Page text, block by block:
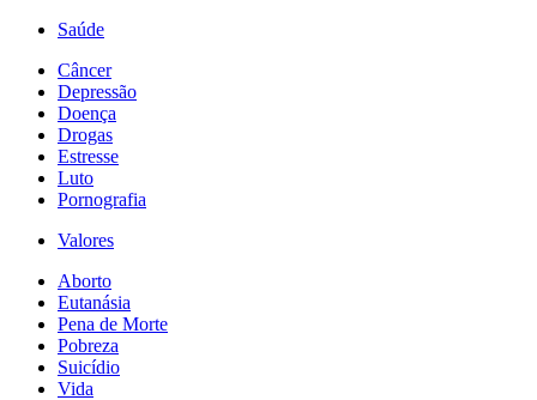
Saúde
Câncer
Depressão
Doença
Drogas
Estresse
Luto
Pornografia
Valores
Aborto
Eutanásia
Pena de Morte
Pobreza
Suicídio
Vida